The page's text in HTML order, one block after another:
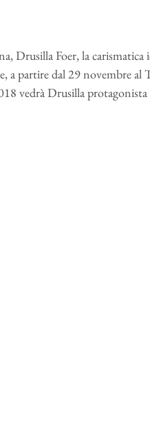
Drusilla Foer, la
a partire dal 29 novembre al
vedrà Drusilla